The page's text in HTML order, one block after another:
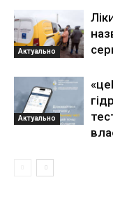
Актуально
Актуально